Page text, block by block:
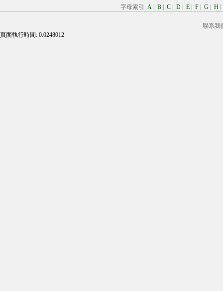
字母索引: A B C D E F G H
聯系我
頁面執行時間: 0.0248012